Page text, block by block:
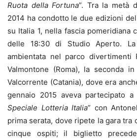
Ruota della Fortuna”. Tra la metà
2014 ha condotto le due edizioni
su Italia 1, nella fascia pomeridiana
delle 18:30 di Studio Aperto.
ambientata nel parco divertimenti
Valmontone (Roma), la seconda
Valcorrente (Catania), dove era
gennaio 2015 aveva partecipato a
Speciale Lotteria Italia” con
prima serata, dove ripete la gara tra
cinque ospiti; il biglietto